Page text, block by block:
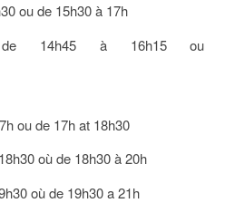
ou de 15h30 à 17h
14h45 à 16h15 ou
ou de 17h at 18h30
où de 18h30 à 20h
où de 19h30 a 21h